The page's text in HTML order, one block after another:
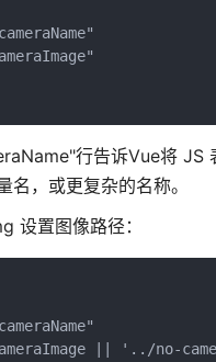
行告诉Vue将 JS
名，或更复杂的名称。
设置图像路径：
|| '../no-